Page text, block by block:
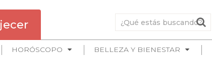
HORÓSCOPO BELLEZA Y BIENESTAR